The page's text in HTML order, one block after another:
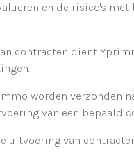
en de risico's
contracten dient
worden verzonden
van een bepaald
uitvoering van